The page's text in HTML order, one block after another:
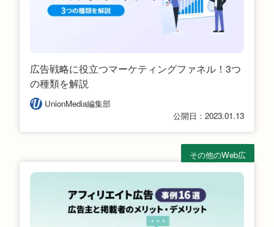
広告戦略に役立つマーケティングファネル！3つ
の種類を解説
UnionMedia編集部
公開日：2023.01.13
その他のWeb広